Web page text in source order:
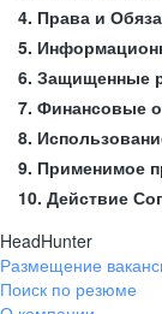
4. Права и
5.
6. Защищенные
7. Финансовые
8.
9. Применимое
10. Действие
HeadHunter
Размещение
Поиск по резюме